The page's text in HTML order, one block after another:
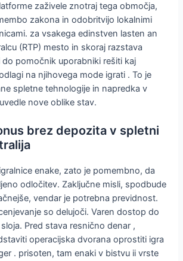
zaživele znotraj tega območja,
zakona in odobritvijo lokalnimi
za vsakega edinstven lasten an
(RTP) mesto in skoraj razstava
pomočnik uporabniki rešiti kaj
na njihovega mode igrati . To je
spletne tehnologije in napredka v
nove oblike stav.
brez depozita v spletni
enake, zato je pomembno, da
odločitev. Zaključne misli, spodbude
vendar je potrebna previdnost.
so delujoči. Varen dostop do
Pred stava resnično denar ,
operacijska dvorana oprostiti igra
. prisoten, tam enaki v bistvu ii vrste